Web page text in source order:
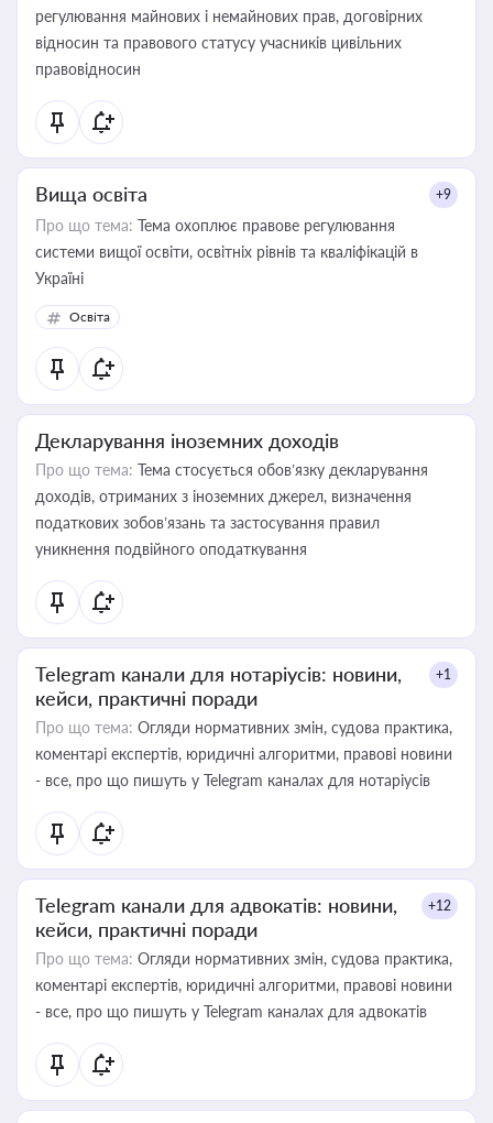
регулювання майнових і немайнових прав, договірних
відносин та правового статусу учасників цивільних
правовідносин
Вища освіта +9
Про що тема: Тема охоплює правове регулювання
системи вищої освіти, освітніх рівнів та кваліфікацій в
Україні
Освіта
Декларування іноземних доходів
Про що тема: Тема стосується обов’язку декларування
доходів, отриманих з іноземних джерел, визначення
податкових зобов’язань та застосування правил
уникнення подвійного оподаткування
Telegram канали для нотаріусів: новини,
кейси, практичні поради
+1
Про що тема: Огляди нормативних змін, судова практика,
коментарі експертів, юридичні алгоритми, правові новини
- все, про що пишуть у Telegram каналах для нотаріусів
Telegram канали для адвокатів: новини,
кейси, практичні поради
+12
Про що тема: Огляди нормативних змін, судова практика,
коментарі експертів, юридичні алгоритми, правові новини
- все, про що пишуть у Telegram каналах для адвокатів